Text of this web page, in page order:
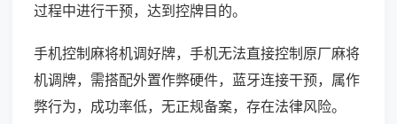
过程中进行干预，达到控牌目的。
手机控制麻将机调好牌，手机无法直接控制原厂麻将
机调牌，需搭配外置作弊硬件，蓝牙连接干预，属作
弊行为，成功率低，无正规备案，存在法律风险。